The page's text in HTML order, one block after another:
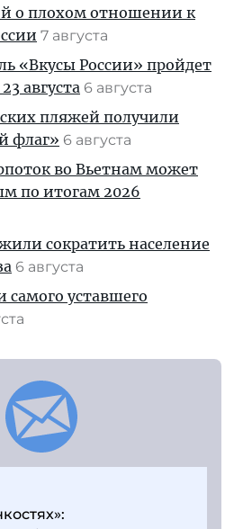
о плохом отношении к
7 августа
«Вкусы России» пройдет
августа 6 августа
пляжей получили
флаг» 6 августа
во Вьетнам может
по итогам 2026
сократить население
6 августа
уставшего